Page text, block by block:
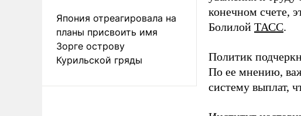
Япония отреагировала на
планы присвоить имя
Зорге острову
Курильской гряды
конечном счете,
Болилой ТАСС.
Политик
По ее мнению,
систему выплат,